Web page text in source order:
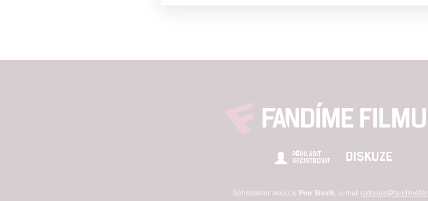
PŘIHLÁSIT
REGISTROVAT
DISKUZE
Šéfredaktor webu je Petr Slavík , e-mail